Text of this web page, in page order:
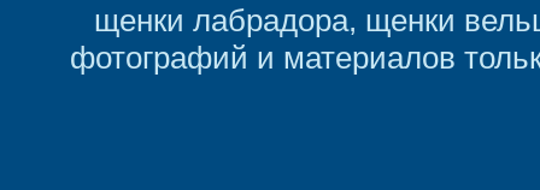
щенки лабрадора, щенки
фотографий и материалов